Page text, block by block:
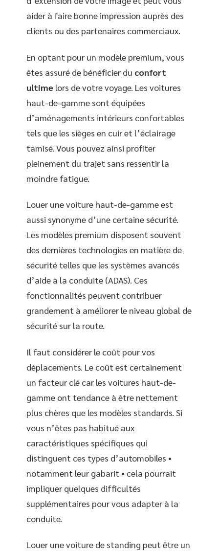
aider à faire bonne impression auprès des
clients ou des partenaires commerciaux.
En optant pour un modèle premium, vous
êtes assuré de bénéficier du confort
ultime lors de votre voyage. Les voitures
haut-de-gamme sont équipées
d’aménagements intérieurs confortables
tels que les sièges en cuir et l’éclairage
tamisé. Vous pouvez ainsi profiter
pleinement du trajet sans ressentir la
moindre fatigue.
Louer une voiture haut-de-gamme est
aussi synonyme d’une certaine sécurité.
Les modèles premium disposent souvent
des dernières technologies en matière de
sécurité telles que les systèmes avancés
d’aide à la conduite (ADAS). Ces
fonctionnalités peuvent contribuer
grandement à améliorer le niveau global de
sécurité sur la route.
Il faut considérer le coût pour vos
déplacements. Le coût est certainement
un facteur clé car les voitures haut-de-
gamme ont tendance à être nettement
plus chères que les modèles standards. Si
vous n’êtes pas habitué aux
caractéristiques spécifiques qui
distinguent ces types d’automobiles •
notamment leur gabarit • cela pourrait
impliquer quelques difficultés
supplémentaires pour vous adapter à la
conduite.
Louer une voiture de standing peut être un